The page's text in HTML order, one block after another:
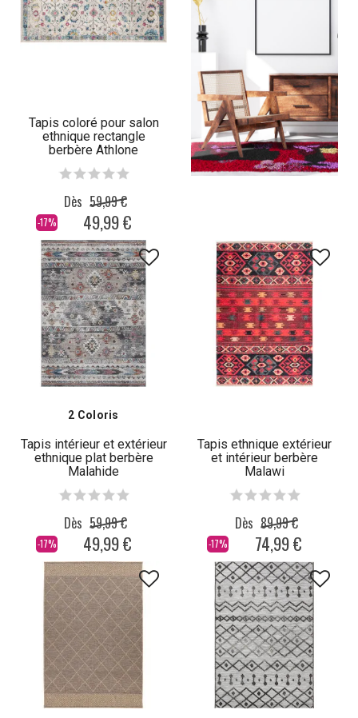
Tapis coloré pour salon
ethnique rectangle
berbère Athlone
-17%
Dès 59,99 €
49,99 €
2 Coloris
Tapis intérieur et extérieur
ethnique plat berbère
Malahide
-17%
Dès 59,99 €
49,99 €
Tapis ethnique extérieur
et intérieur berbère
Malawi
-17%
Dès 89,99 €
74,99 €